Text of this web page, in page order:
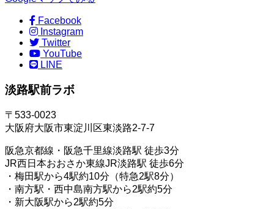
Facebook
Instagram
Twitter
YouTube
LINE
淡路駅前ラボ
〒533-0023
大阪府大阪市東淀川区東淡路2-7-7
阪急京都線・阪急千里線淡路駅 徒歩3分
JR西日本おおさか東線JR淡路駅 徒歩6分
・梅田駅から4駅約10分（特急2駅8分）
・南方駅・西中島南方駅から2駅約5分
・新大阪駅から2駅約5分